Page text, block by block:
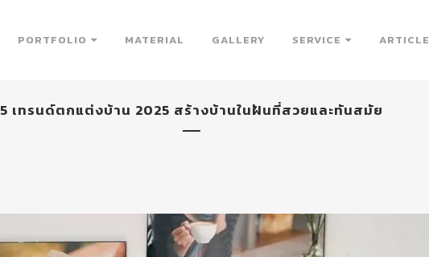
PORTFOLIO MATERIAL GALLERY SERVICE ARTICLE
5 เทรนด์ตกแต่งบ้าน 2025 สร้างบ้านในฝันที่สวยและทันสมัย